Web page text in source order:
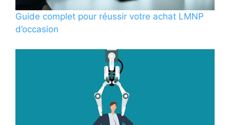
Guide complet pour réussir votre achat LMNP
d’occasion